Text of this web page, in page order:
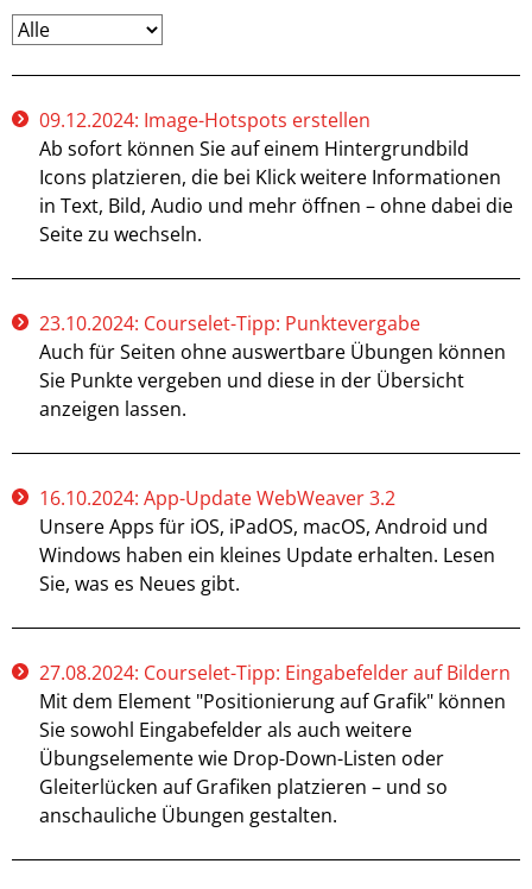
09.12.2024: Image-Hotspots erstellen
Ab sofort können Sie auf einem Hintergrundbild
Icons platzieren, die bei Klick weitere Informationen
in Text, Bild, Audio und mehr öffnen – ohne dabei die
Seite zu wechseln.
23.10.2024: Courselet-Tipp: Punktevergabe
Auch für Seiten ohne auswertbare Übungen können
Sie Punkte vergeben und diese in der Übersicht
anzeigen lassen.
16.10.2024: App-Update WebWeaver 3.2
Unsere Apps für iOS, iPadOS, macOS, Android und
Windows haben ein kleines Update erhalten. Lesen
Sie, was es Neues gibt.
27.08.2024: Courselet-Tipp: Eingabefelder auf Bildern
Mit dem Element "Positionierung auf Grafik" können
Sie sowohl Eingabefelder als auch weitere
Übungselemente wie Drop-Down-Listen oder
Gleiterlücken auf Grafiken platzieren – und so
anschauliche Übungen gestalten.